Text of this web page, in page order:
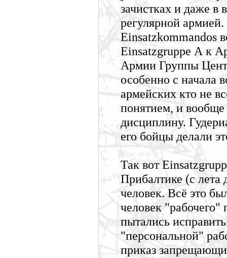
зачистках и даже в
регулярной
Einsatzkommandos
Einsatzgruppe А к
Армии Группы
особенно с начала
армейских кто не
понятием, и вообще
дисциплину.
его бойцы делали
Так вот
Прибалтике (с
человек. Всё это
человек
пытались
"персональной"
приказ